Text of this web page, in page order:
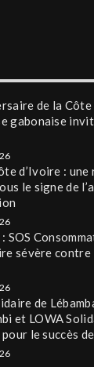
de la Côte
gabonaise
d’Ivoire : une
le signe de
SOS
sévère contre
de
et LOWA
le succès